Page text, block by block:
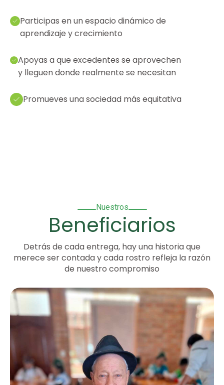
Participas en un espacio dinámico de
aprendizaje y crecimiento
Apoyas a que excedentes se aprovechen
y lleguen donde realmente se necesitan
Promueves una sociedad más equitativa
Nuestros
Beneficiarios
Detrás de cada entrega, hay una historia que
merece ser contada y cada rostro refleja la razón
de nuestro compromiso